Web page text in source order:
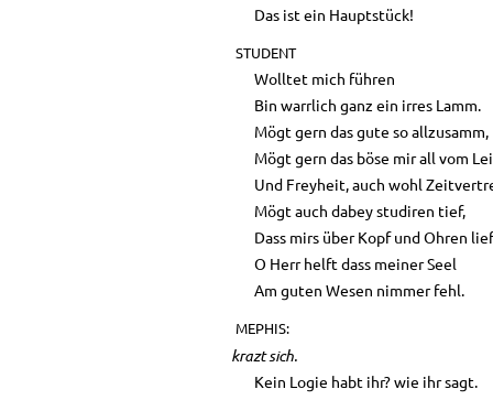
Das ist ein Hauptstück!
STUDENT
Wolltet mich führen
Bin warrlich ganz ein irres Lamm.
Mögt gern das gute so allzusamm,
Mögt gern das böse mir all vom
Und Freyheit, auch wohl
Mögt auch dabey studiren tief,
Dass mirs über Kopf und Ohren
O Herr helft dass meiner Seel
Am guten Wesen nimmer fehl.
MEPHIS:
krazt sich.
Kein Logie habt ihr? wie ihr sagt.